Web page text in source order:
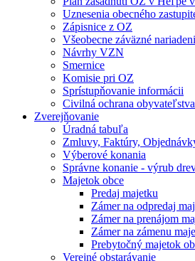
Uznesenia obecného
Zápisnice z OZ
Všeobecne záväzné
Návrhy VZN
Smernice
Komisie pri OZ
Sprístupňovanie informácii
Civilná ochrana
Zverejňovanie
Úradná tabuľa
Zmluvy, Faktúry,
Výberové konania
Správne konanie - výrub
Majetok obce
Predaj majetku
Zámer na odpredaj
Zámer na prenájom
Zámer na zámenu
Prebytočný majetok
Verejné obstarávanie